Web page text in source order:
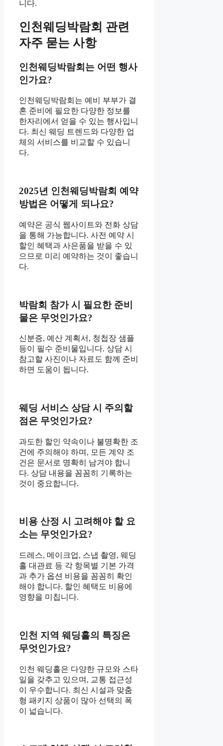
니다.
인천웨딩박람회 관련
자주 묻는 사항
인천웨딩박람회는 어떤 행사
인가요?
인천웨딩박람회는 예비 부부가 결
혼 준비에 필요한 다양한 정보를
한자리에서 얻을 수 있는 행사입니
다. 최신 웨딩 트렌드와 다양한 업
체의 서비스를 비교할 수 있습니
다.
2025년 인천웨딩박람회 예약
방법은 어떻게 되나요?
예약은 공식 웹사이트와 전화 상담
을 통해 가능합니다. 사전 예약 시
할인 혜택과 사은품을 받을 수 있
으므로 미리 예약하는 것이 좋습니
다.
박람회 참가 시 필요한 준비
물은 무엇인가요?
신분증, 예산 계획서, 청첩장 샘플
등이 필수 준비물입니다. 상담 시
참고할 사진이나 자료도 함께 준비
하면 도움이 됩니다.
웨딩 서비스 상담 시 주의할
점은 무엇인가요?
과도한 할인 약속이나 불명확한 조
건에 주의해야 하며, 모든 계약 조
건은 문서로 명확히 남겨야 합니
다. 상담 내용을 꼼꼼히 기록하는
것이 중요합니다.
비용 산정 시 고려해야 할 요
소는 무엇인가요?
드레스, 메이크업, 스냅 촬영, 웨딩
홀 대관료 등 각 항목별 기본 가격
과 추가 옵션 비용을 꼼꼼히 확인
해야 합니다. 할인 혜택도 비용에
영향을 미칩니다.
인천 지역 웨딩홀의 특징은
무엇인가요?
인천 웨딩홀은 다양한 규모와 스타
일을 갖추고 있으며, 교통 접근성
이 우수합니다. 최신 시설과 맞춤
형 패키지 상품이 많아 선택의 폭
이 넓습니다.